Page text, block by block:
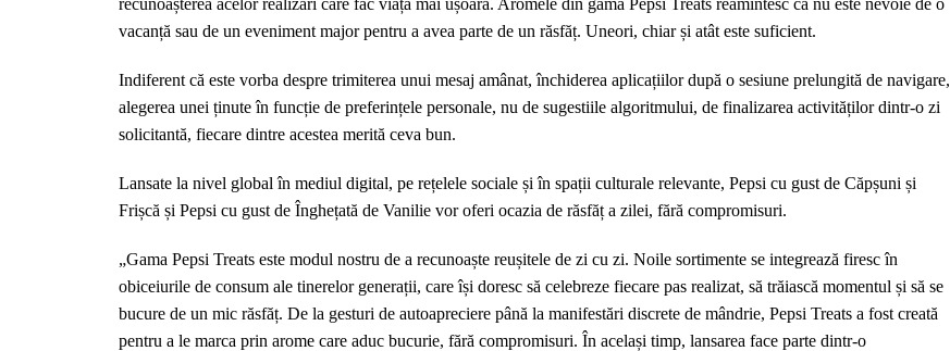
recunoașterea acelor realizări care fac viața mai ușoară. Aromele din gama Pepsi Treats reamintesc că nu este nevoie de o
vacanță sau de un eveniment major pentru a avea parte de un răsfăț. Uneori, chiar și atât este suficient.
Indiferent că este vorba despre trimiterea unui mesaj amânat, închiderea aplicațiilor după o sesiune prelungită de navigare,
alegerea unei ținute în funcție de preferințele personale, nu de sugestiile algoritmului, de finalizarea activităților dintr-o zi
solicitantă, fiecare dintre acestea merită ceva bun.
Lansate la nivel global în mediul digital, pe rețelele sociale și în spații culturale relevante, Pepsi cu gust de Căpșuni și
Frișcă și Pepsi cu gust de Înghețată de Vanilie vor oferi ocazia de răsfăț a zilei, fără compromisuri.
„Gama Pepsi Treats este modul nostru de a recunoaște reușitele de zi cu zi. Noile sortimente se integrează firesc în
obiceiurile de consum ale tinerelor generații, care își doresc să celebreze fiecare pas realizat, să trăiască momentul și să se
bucure de un mic răsfăț. De la gesturi de autoapreciere până la manifestări discrete de mândrie, Pepsi Treats a fost creată
pentru a le marca prin arome care aduc bucurie, fără compromisuri. În același timp, lansarea face parte dintr-o